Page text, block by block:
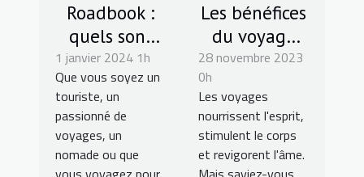
Roadbook :
quels sont
les
avantages
que cela
présente
pour un
1 janvier 2024 1h
Que vous soyez un
touriste, un
passionné de
voyages, un
nomade ou que
Les bénéfices
du voyage
sur la santé
28 novembre 2023
0h
Les voyages
nourrissent l'esprit,
stimulent le corps
et revigorent l'âme.